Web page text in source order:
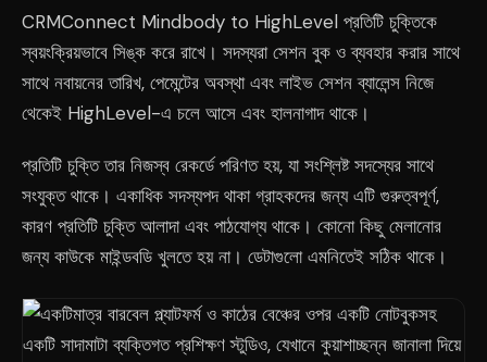
CRMConnect Mindbody to HighLevel প্রতিটি চুক্তিকে
স্বয়ংক্রিয়ভাবে সিঙ্ক করে রাখে। সদস্যরা সেশন বুক ও ব্যবহার করার সাথে
সাথে নবায়নের তারিখ, পেমেন্টের অবস্থা এবং লাইভ সেশন ব্যালেন্স নিজে
থেকেই HighLevel-এ চলে আসে এবং হালনাগাদ থাকে।
প্রতিটি চুক্তি তার নিজস্ব রেকর্ডে পরিণত হয়, যা সংশ্লিষ্ট সদস্যের সাথে
সংযুক্ত থাকে। একাধিক সদস্যপদ থাকা গ্রাহকদের জন্য এটি গুরুত্বপূর্ণ,
কারণ প্রতিটি চুক্তি আলাদা এবং পাঠযোগ্য থাকে। কোনো কিছু মেলানোর
জন্য কাউকে মাইন্ডবডি খুলতে হয় না। ডেটাগুলো এমনিতেই সঠিক থাকে।